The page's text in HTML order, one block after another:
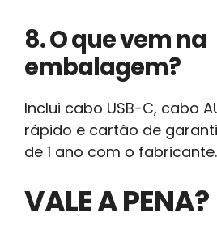
8. O que vem na
embalagem?
Inclui cabo USB-C, cabo
rápido e cartão de
de 1 ano com o fabricante.
VALE A PENA?